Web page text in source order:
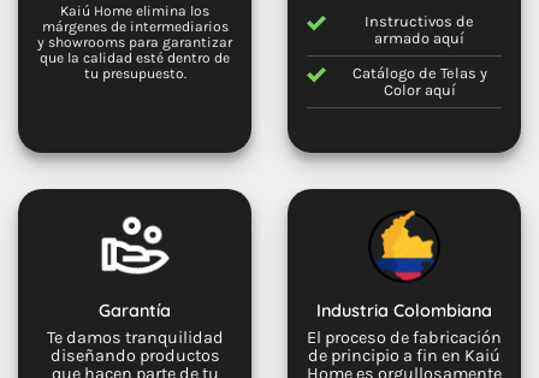
Kaiú Home elimina los
márgenes de intermediarios
y showrooms para garantizar
que la calidad esté dentro de
tu presupuesto.
Instructivos de
armado aquí
Catálogo de Telas y
Color aquí
Garantía
Te damos tranquilidad
diseñando productos
que hacen parte de tu
Industria Colombiana
El proceso de fabricación
de principio a fin en Kaiú
Home es orgullosamente